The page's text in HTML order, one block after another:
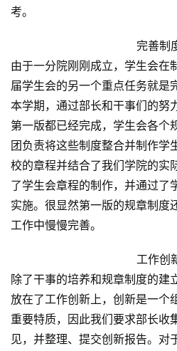
考。
完善制
由于一分院刚刚成立，学生会在
届学生会的另一个重点任务就是
本学期，通过部长和干事们的努
第一版都已经完成，学生会各个
团负责将这些制度整合并制作学
校的章程并结合了我们学院的实
了学生会章程的制作，并通过了
实施。很显然第一版的规章制度
工作中慢慢完善。
工作创
除了干事的培养和规章制度的建
放在了工作创新上，创新是一个
重要特质，因此我们要求部长收
见，并整理、提交创新报告。对